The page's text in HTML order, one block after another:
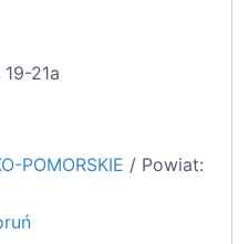
21a
POMORSKIE / Powiat: